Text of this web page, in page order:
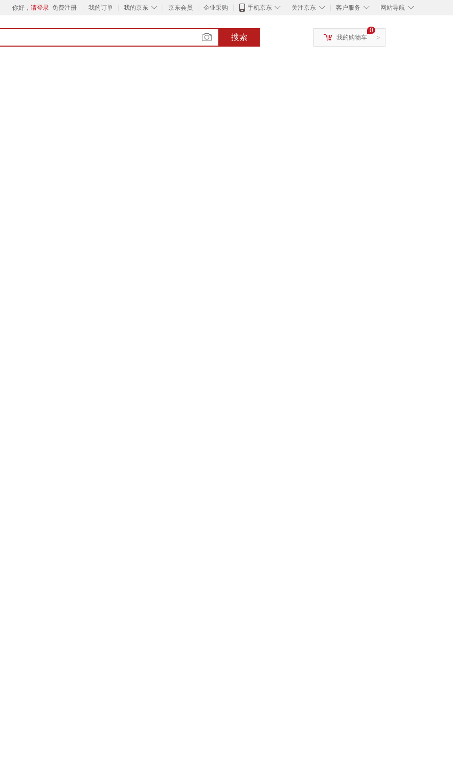
你好， 请登录 免费注册 我的订单 ◇
我的京东 京东会员 企业采购 ◇
手机京东 ◇
关注京东 ◇
客户服务 ◇
网站导航
搜索 >
0
我的购物车